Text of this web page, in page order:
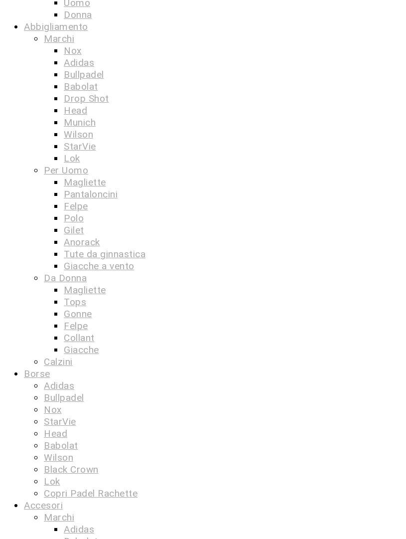
Uomo
Donna
Abbigliamento
Marchi
Nox
Adidas
Bullpadel
Babolat
Drop Shot
Head
Munich
Wilson
StarVie
Lok
Per Uomo
Magliette
Pantaloncini
Felpe
Polo
Gilet
Anorack
Tute da ginnastica
Giacche a vento
Da Donna
Magliette
Tops
Gonne
Felpe
Collant
Giacche
Calzini
Borse
Adidas
Bullpadel
Nox
StarVie
Head
Babolat
Wilson
Black Crown
Lok
Copri Padel Rachette
Accesori
Marchi
Adidas